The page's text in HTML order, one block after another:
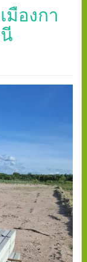
มืองกา